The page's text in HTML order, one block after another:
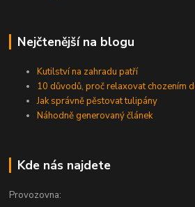
Nejčtenější na blogu
Kutilství na zahradu patří
10 důvodů, proč relaxovat chozením
Jak správně pěstovat tulipány
Náhodně generovaný článek
Kde nás najdete
Provozovna: